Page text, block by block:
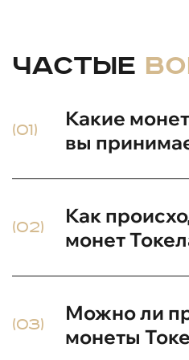
Частые
(01)
Какие
вы
выпуска, включая
коллекционные
(02)
Как
монет
состояния, редкости
Токелау. Вы можете
предварительной
(03)
Можно ли
монеты